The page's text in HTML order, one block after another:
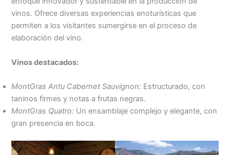
vinos. Ofrece diversas experiencias enoturísticas que
permiten a los visitantes sumergirse en el proceso de
elaboración del vino.
Vinos destacados:
MontGras Antu Cabernet Sauvignon: Estructurado, con
taninos firmes y notas a frutas negras.
MontGras Quatro: Un ensamblaje complejo y elegante, con
gran presencia en boca.